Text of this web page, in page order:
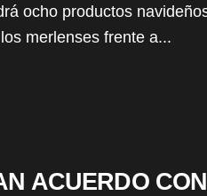
merlenses frente a...
ACUERDO CON